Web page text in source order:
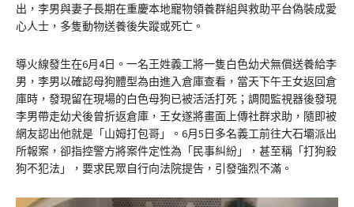
出，李男與妻子長期在重慶本地寵物領養群組與救助平台偽裝成愛
心人士，多隻動物送養後失蹤或死亡。
導火線發生在6月4日。一名王姓義工將一隻白色幼犬無償送養給李
男，李男以確認母狗體型為由進入倉庫查看，當天下午王女返回倉
庫時，發現留在現場的白色母狗已被活活打死；調閱監視器後發現
李男帶走幼犬後曾折返倉庫，王女遂將畫面上傳社群求助，隨即被
網友認出他就是「山姆打包哥」。6月5日多名義工前往大石壩派出
所報案，卻指控警方將案件定性為「民事糾紛」，甚至稱「打狗殺
狗不犯法」，要求民眾自行向法院提告，引發強烈不滿。